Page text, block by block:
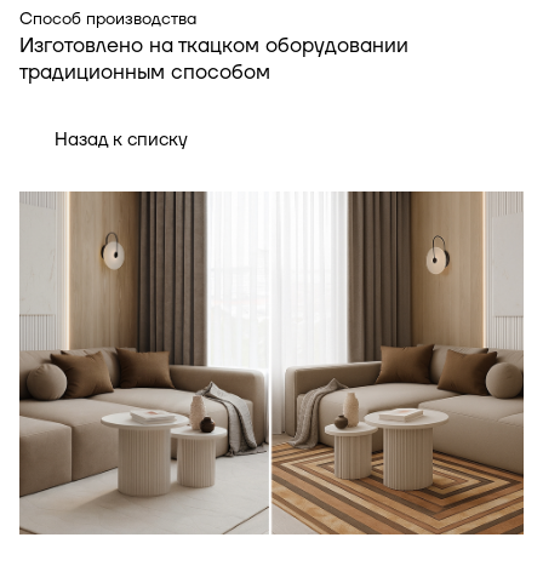
Способ производства
Изготовлено на ткацком оборудовании
традиционным способом
Назад к списку